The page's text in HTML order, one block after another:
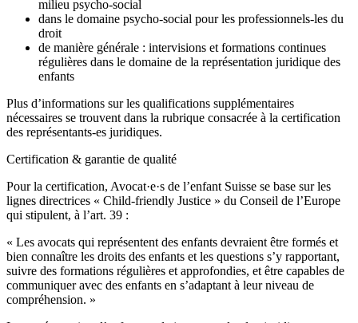
milieu psycho-social
dans le domaine psycho-social pour les professionnels-les du
droit
de manière générale : intervisions et formations continues
régulières dans le domaine de la représentation juridique des
enfants
Plus d’informations sur les qualifications supplémentaires
nécessaires se trouvent dans la rubrique consacrée à la certification
des représentants-es juridiques.
Certification & garantie de qualité
Pour la certification, Avocat·e·s de l’enfant Suisse se base sur les
lignes directrices « Child-friendly Justice » du Conseil de l’Europe
qui stipulent, à l’art. 39 :
« Les avocats qui représentent des enfants devraient être formés et
bien connaître les droits des enfants et les questions s’y rapportant,
suivre des formations régulières et approfondies, et être capables de
communiquer avec des enfants en s’adaptant à leur niveau de
compréhension. »